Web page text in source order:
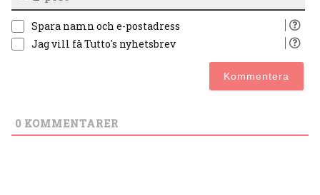
Spara namn och e-postadress
Jag vill få Tutto's nyhetsbrev
0 KOMMENTARER